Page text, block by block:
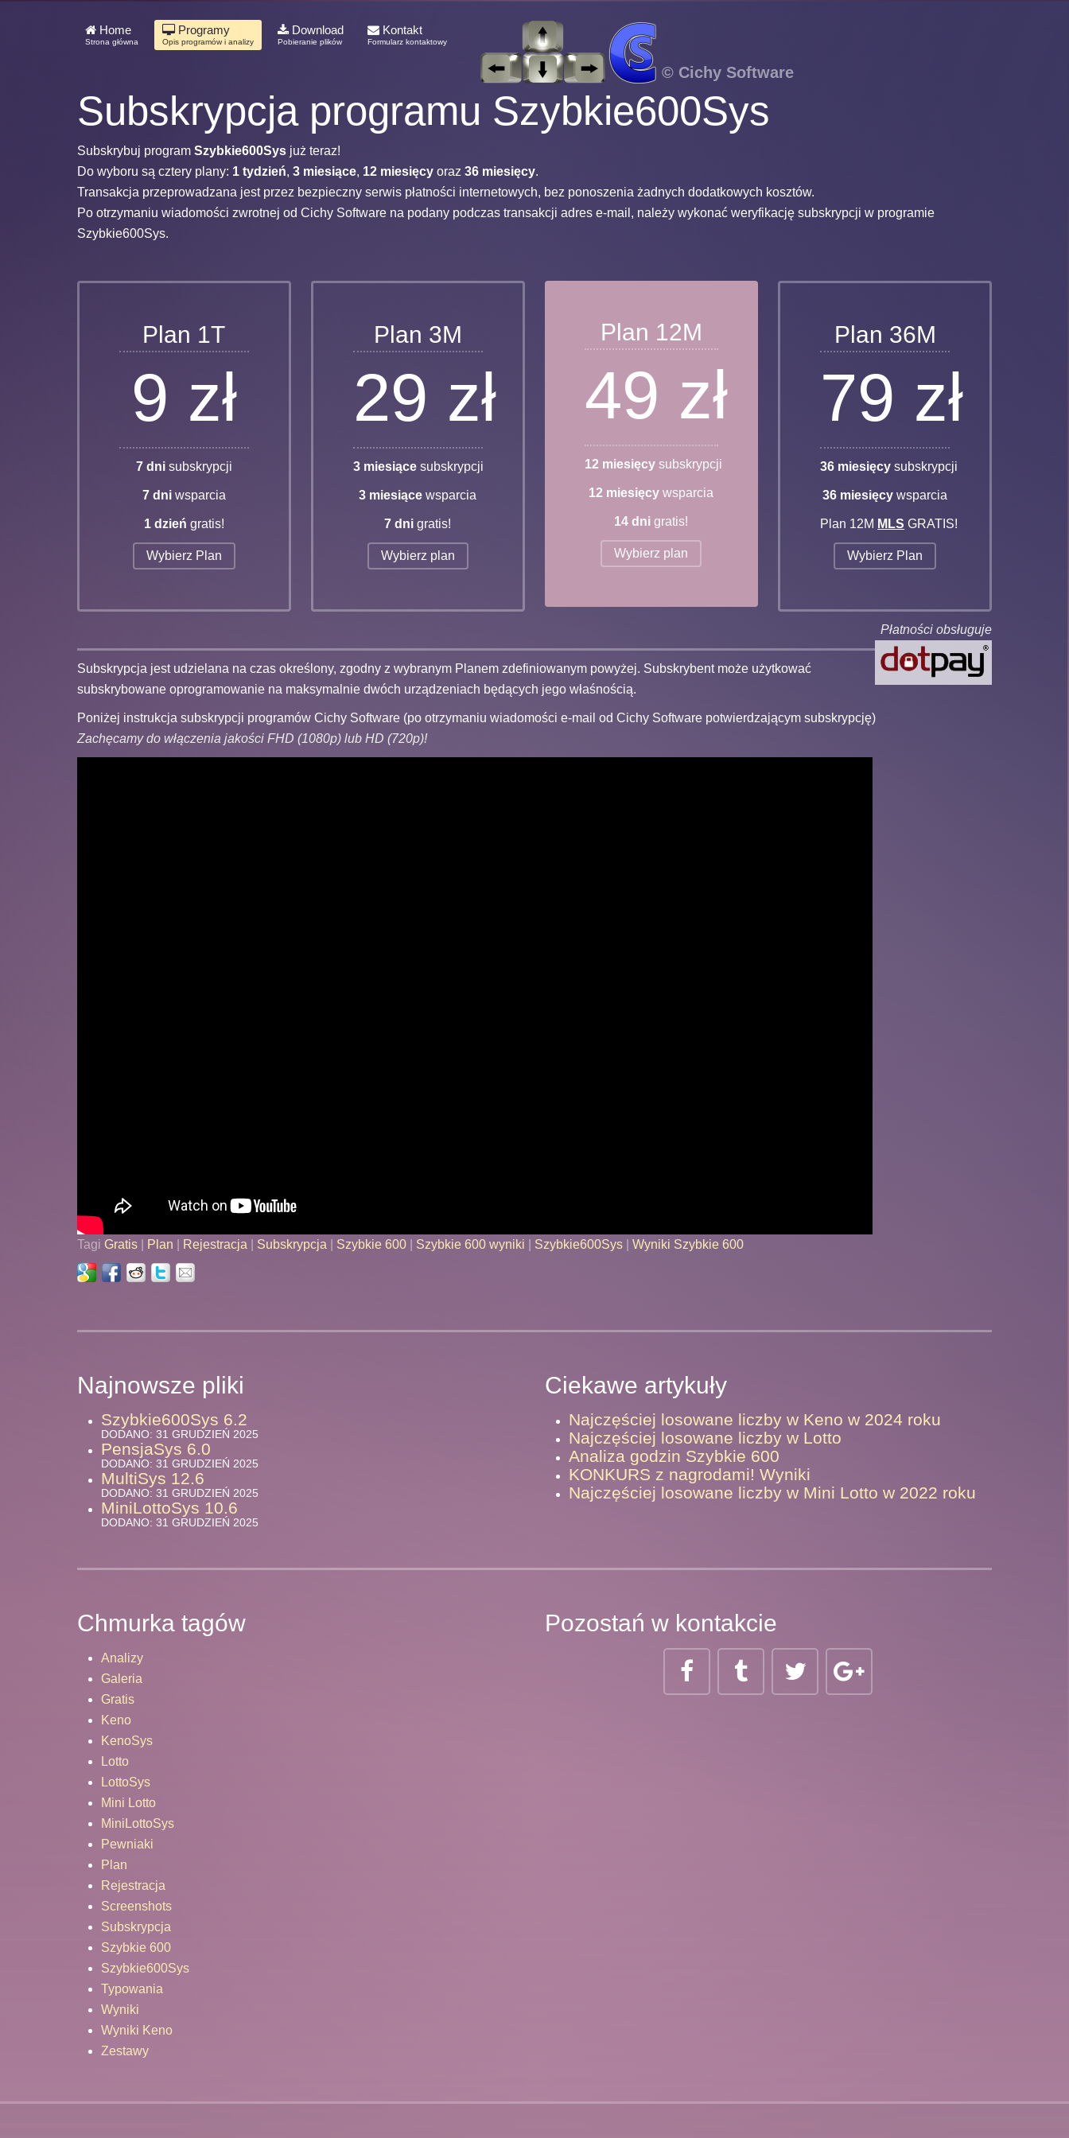
Home
Strona główna
Programy
Opis programów i analizy
Download
Pobieranie plików
Kontakt
Formularz kontaktowy
© Cichy Software
Subskrypcja programu Szybkie600Sys
Subskrybuj program Szybkie600Sys już teraz!
Do wyboru są cztery plany: 1 tydzień, 3 miesiące, 12 miesięcy oraz 36 miesięcy.
Transakcja przeprowadzana jest przez bezpieczny serwis płatności internetowych, bez ponoszenia żadnych dodatkowych kosztów.
Po otrzymaniu wiadomości zwrotnej od Cichy Software na podany podczas transakcji adres e-mail, należy wykonać weryfikację subskrypcji w programie
Szybkie600Sys.
Plan 1T
9 zł
7 dnisubskrypcji
7 dniwsparcia
1 dzień gratis!
Wybierz Plan
Plan 3M
29 zł
3 miesiącesubskrypcji
3 miesiące wsparcia
7 dni gratis!
Wybierz plan
Plan 12M
49 zł
12 miesięcysubskrypcji
12 miesięcy wsparcia
14 dni gratis!
Wybierz plan
Plan 36M
79 zł
36 miesięcy subskrypcji
36 miesięcy wsparcia
Plan 12M MLS GRATIS!
Wybierz Plan
Płatności obsługuje
Subskrypcja jest udzielana na czas określony, zgodny z wybranym Planem zdefiniowanym powyżej. Subskrybent może użytkować
subskrybowane oprogramowanie na maksymalnie dwóch urządzeniach będących jego właśnością.
Poniżej instrukcja subskrypcji programów Cichy Software (po otrzymaniu wiadomości e-mail od Cichy Software potwierdzającym subskrypcję)
Zachęcamy do włączenia jakości FHD (1080p) lub HD (720p)!
Tagi Gratis Plan Rejestracja Subskrypcja Szybkie 600 Szybkie 600 wyniki Szybkie600Sys Wyniki Szybkie 600
Najnowsze pliki
Szybkie600Sys 6.2
DODANO: 31 GRUDZIEŃ 2025
PensjaSys 6.0
DODANO: 31 GRUDZIEŃ 2025
MultiSys 12.6
DODANO: 31 GRUDZIEŃ 2025
MiniLottoSys 10.6
DODANO: 31 GRUDZIEŃ 2025
Ciekawe artykuły
Najczęściej losowane liczby w Keno w 2024 roku
Najczęściej losowane liczby w Lotto
Analiza godzin Szybkie 600
KONKURS z nagrodami! Wyniki
Najczęściej losowane liczby w Mini Lotto w 2022 roku
Chmurka tagów
Analizy
Galeria
Gratis
Keno
KenoSys
Lotto
LottoSys
Mini Lotto
MiniLottoSys
Pewniaki
Plan
Rejestracja
Screenshots
Subskrypcja
Szybkie 600
Szybkie600Sys
Typowania
Wyniki
Wyniki Keno
Zestawy
Pozostań w kontakcie